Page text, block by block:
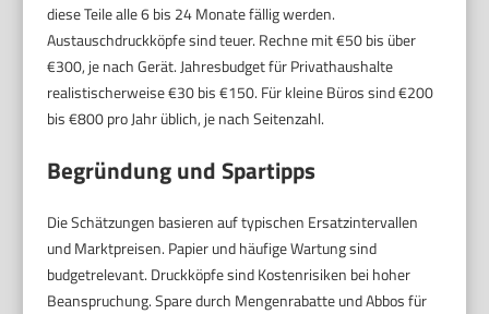
diese Teile alle 6 bis 24 Monate fällig werden.
Austauschdruckköpfe sind teuer. Rechne mit €50 bis über
€300, je nach Gerät. Jahresbudget für Privathaushalte
realistischerweise €30 bis €150. Für kleine Büros sind €200
bis €800 pro Jahr üblich, je nach Seitenzahl.
Begründung und Spartipps
Die Schätzungen basieren auf typischen Ersatzintervallen
und Marktpreisen. Papier und häufige Wartung sind
budgetrelevant. Druckköpfe sind Kostenrisiken bei hoher
Beanspruchung. Spare durch Mengenrabatte und Abbos für